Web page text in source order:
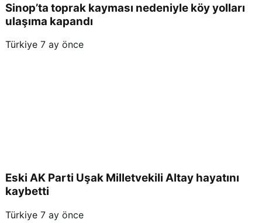
Sinop’ta toprak kayması nedeniyle köy yolları
ulaşıma kapandı
Türkiye 7 ay önce
Eski AK Parti Uşak Milletvekili Altay hayatını
kaybetti
Türkiye 7 ay önce